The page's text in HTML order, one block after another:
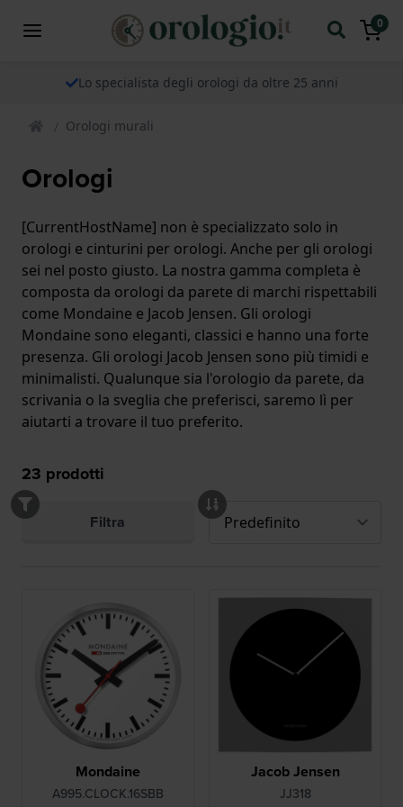
0
Lo specialista degli orologi da oltre 25 anni
Orologi murali
Orologi
[CurrentHostName] non è specializzato solo in
orologi e cinturini per orologi. Anche per gli orologi
sei nel posto giusto. La nostra gamma completa è
composta da orologi da parete di marchi rispettabili
come Mondaine e Jacob Jensen. Gli orologi
Mondaine sono eleganti, classici e hanno una forte
presenza. Gli orologi Jacob Jensen sono più timidi e
minimalisti. Qualunque sia l'orologio da parete, da
scrivania o la sveglia che preferisci, saremo lì per
aiutarti a trovare il tuo preferito.
23 prodotti
Filtra
Mondaine
A995.CLOCK.16SBB
Jacob Jensen
JJ318